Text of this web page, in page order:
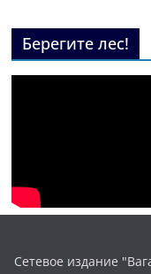
Берегите лес!
Сетевое издание